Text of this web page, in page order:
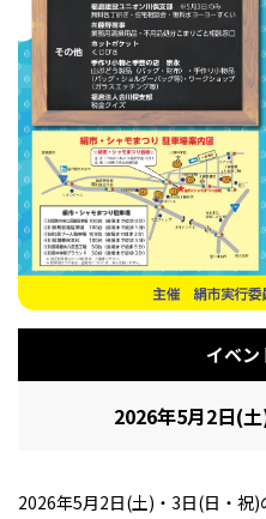
パン アジア
そ
レジャー・スポー
ツ施設
その他
脱毛 温活
その他
幼稚園
イベン
2026年5月2日(
2026年5月2日(土)・3日(日・祝